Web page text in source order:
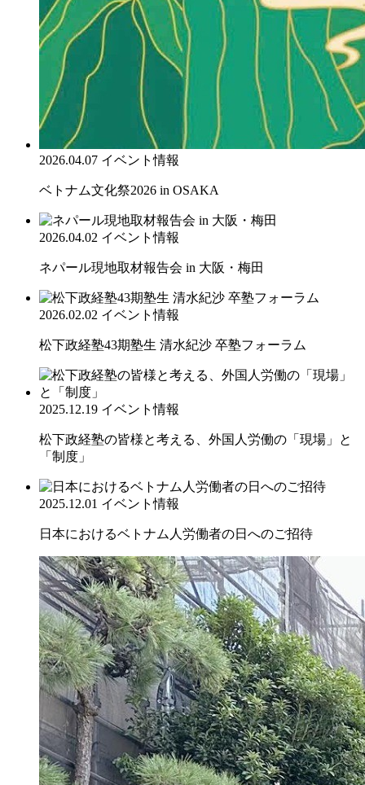
2026.04.07 イベント情報
ベトナム文化祭2026 in OSAKA
2026.04.02 イベント情報
ネパール現地取材報告会 in 大阪・梅田
2026.02.02 イベント情報
松下政経塾43期塾生 清水紀沙 卒塾フォーラム
2025.12.19 イベント情報
松下政経塾の皆様と考える、外国人労働の「現場」と
「制度」
2025.12.01 イベント情報
日本におけるベトナム人労働者の日へのご招待